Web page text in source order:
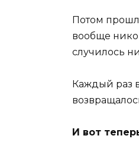
Потом
вообще
случилось
Каждый раз
И вот